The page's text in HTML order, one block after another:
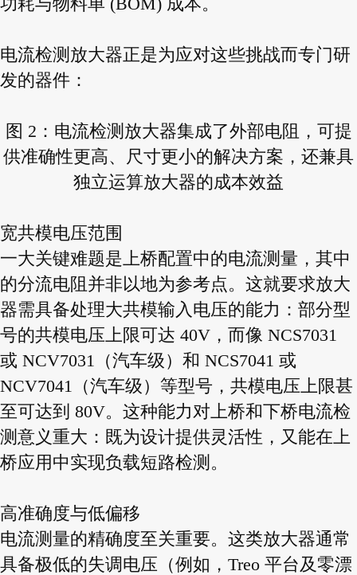
功耗与物料单 (BOM) 成本。
电流检测放大器正是为应对这些挑战而专门研
发的器件：
图 2：电流检测放大器集成了外部电阻，可提
供准确性更高、
尺寸更小的解决方案，还兼具
独立运算放大器的成本效益
宽共模电压范围
一大关键难题是上桥配置中的电流测量，其中
的分流电阻并非以地为参考点。这就要求放大
器需具备处理大共模输入电压的能力：部分型
号的共模电压上限可达 40V，而像 NCS7031
或 NCV7031（汽车级）和 NCS7041 或
NCV7041（汽车级）等型号，共模电压上限甚
至可达到 80V。这种能力对上桥和下桥电流检
测意义重大：既为设计提供灵活性，又能在上
桥应用中实现负载短路检测。
高准确度与低偏移
电流测量的精确度至关重要。这类放大器通常
具备极低的失调电压（例如，Treo 平台及零漂